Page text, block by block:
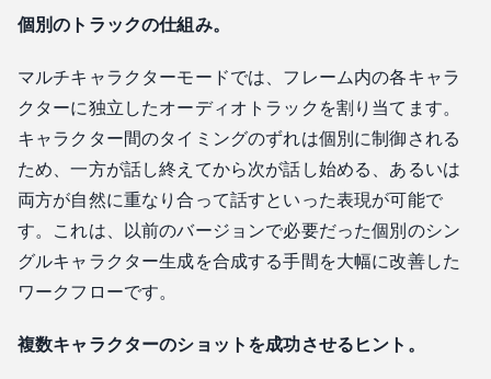
個別のトラックの仕組み。
マルチキャラクターモードでは、フレーム内の各キャラ
クターに独立したオーディオトラックを割り当てます。
キャラクター間のタイミングのずれは個別に制御される
ため、一方が話し終えてから次が話し始める、あるいは
両方が自然に重なり合って話すといった表現が可能で
す。これは、以前のバージョンで必要だった個別のシン
グルキャラクター生成を合成する手間を大幅に改善した
ワークフローです。
複数キャラクターのショットを成功させるヒント。